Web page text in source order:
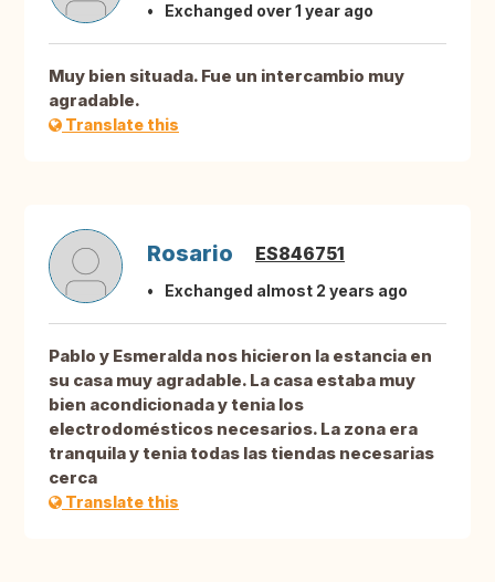
Exchanged over 1 year ago
Muy bien situada. Fue un intercambio muy
agradable.
Translate this
Rosario ES846751
Exchanged almost 2 years ago
Pablo y Esmeralda nos hicieron la estancia en
su casa muy agradable. La casa estaba muy
bien acondicionada y tenia los
electrodomésticos necesarios. La zona era
tranquila y tenia todas las tiendas necesarias
cerca
Translate this